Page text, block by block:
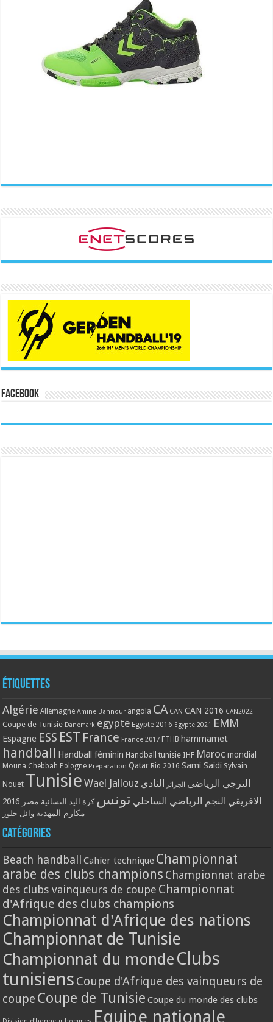
Facebook
Étiquettes
Algérie Allemagne Amine Bannour angola CA CAN CAN 2016 CAN2022
Coupe de Tunisie Danemark egypte Egypte 2016 Egypte 2021 EMM
Espagne ESS EST France France 2017 FTHB hammamet
handball Handball féminin Handball tunisie IHF Maroc mondial
Mouna Chebbah Pologne Préparation Qatar Rio 2016 Sami Saidi Sylvain
Nouet Tunisie Wael Jallouz الترجي الرياضي الجزائر النادي
الافريقي النجم الرياضي الساحلي تونس كرة اليد النسائية مصر 2016
مكارم المهدية وائل جلوز
Catégories
Beach handball Cahier technique Championnat
arabe des clubs champions Championnat arabe
des clubs vainqueurs de coupe Championnat
d'Afrique des clubs champions
Championnat d'Afrique des nations
Championnat de Tunisie
Championnat du monde Clubs
tunisiens Coupe d'Afrique des vainqueurs de
coupe Coupe de Tunisie Coupe du monde des clubs
Equipe nationale